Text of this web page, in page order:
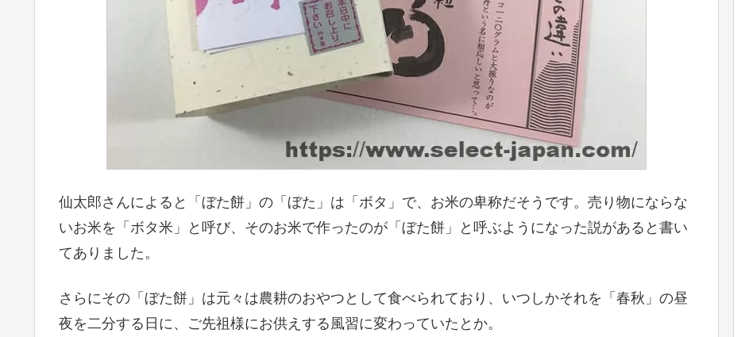
仙太郎さんによると「ぼた餅」の「ぼた」は「ボタ」で、お米の卑称だそうです。売り物にならな
いお米を「ボタ米」と呼び、そのお米で作ったのが「ぼた餅」と呼ぶようになった説があると書い
てありました。
さらにその「ぼた餅」は元々は農耕のおやつとして食べられており、いつしかそれを「春秋」の昼
夜を二分する日に、ご先祖様にお供えする風習に変わっていたとか。